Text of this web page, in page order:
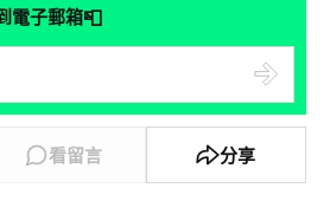
電子郵箱📮
看留言 分享